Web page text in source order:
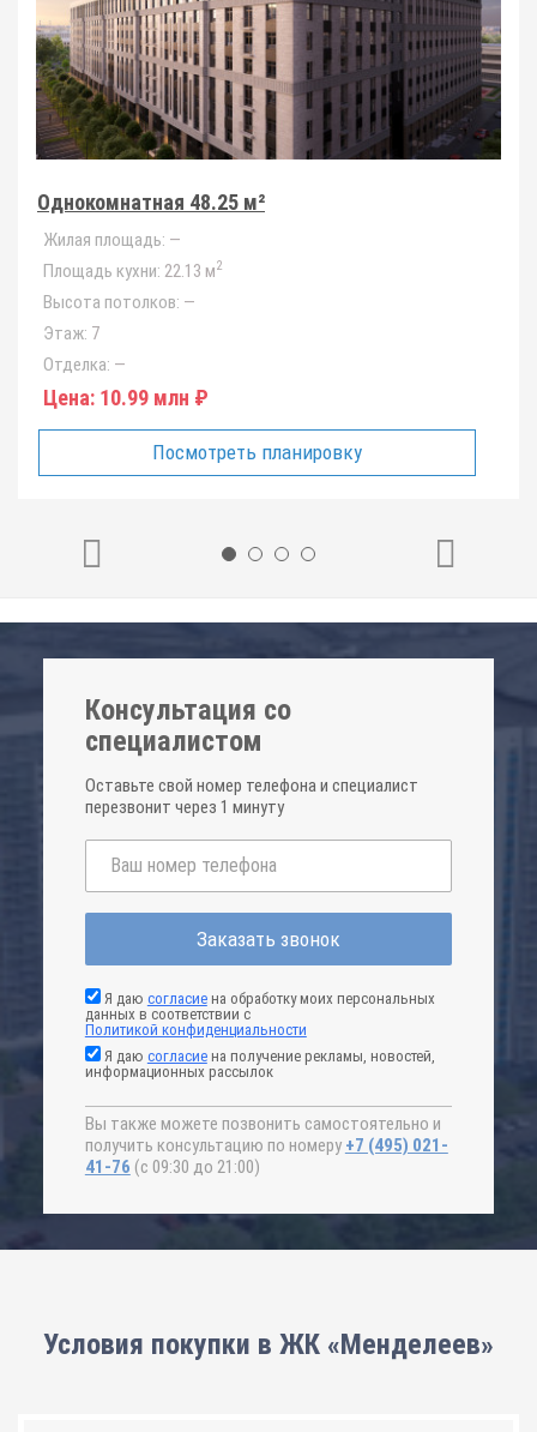
Однокомнатная 48.25 м²
Жилая площадь: —
Площадь кухни: 22.13 м2
Высота потолков: —
Этаж: 7
Отделка: —
Цена: 10.99 млн ₽
Посмотреть планировку
Консультация со
специалистом
Оставьте свой номер телефона и специалист
перезвонит через 1 минуту
Заказать звонок
Я даю согласиена обработку моих персональных
данных в соответствии с
Политикой конфиденциальности
Я даю согласиена получение рекламы, новостей,
информационных рассылок
Вы также можете позвонить самостоятельно и
получить консультацию по номеру +7 (495) 021-
41-76 (с 09:30 до 21:00)
Условия покупки в ЖК «Менделеев»